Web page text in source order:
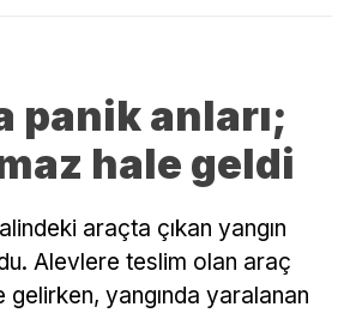
panik anları;
hale geldi
araçta çıkan yangın
Alevlere teslim olan araç
gelirken, yangında yaralanan